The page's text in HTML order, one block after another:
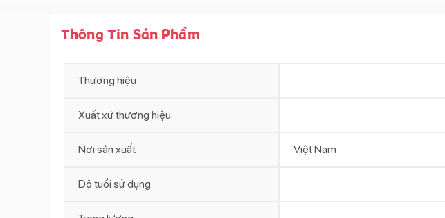
Thông Tin Sản Phẩm
Thương hiệu
Xuất xứ thương hiệu
Nơi sản xuất Việt Nam
Độ tuổi sử dụng